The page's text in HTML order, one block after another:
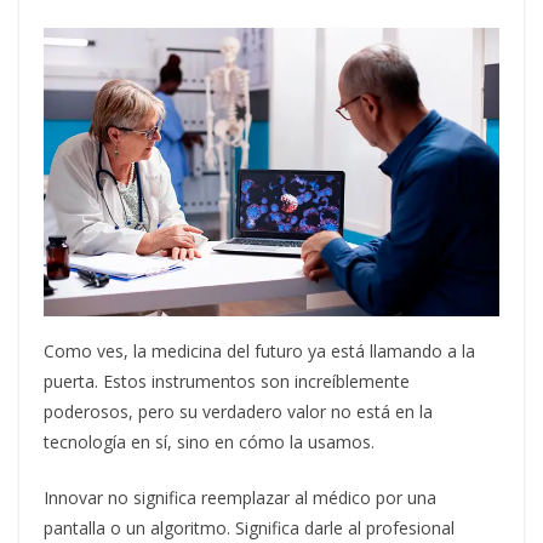
Como ves, la medicina del futuro ya está llamando a la
puerta. Estos instrumentos son increíblemente
poderosos, pero su verdadero valor no está en la
tecnología en sí, sino en cómo la usamos.
Innovar no significa reemplazar al médico por una
pantalla o un algoritmo. Significa darle al profesional